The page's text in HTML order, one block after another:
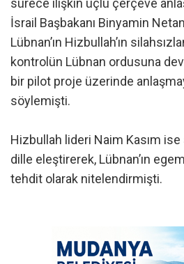
sürece ilişkin üçlü çerçeve
İsrail Başbakanı Binyamin
Lübnan’ın Hizbullah’ın
kontrolün Lübnan ordusuna
bir pilot proje üzerinde
söylemişti.
Hizbullah lideri Naim Kasım ise
dille eleştirerek, Lübnan’ın
tehdit olarak nitelendirmişti.